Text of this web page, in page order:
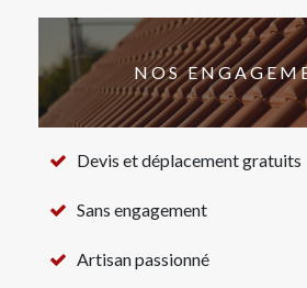
NOS
Devis et déplacement gratuits
Sans engagement
Artisan passionné